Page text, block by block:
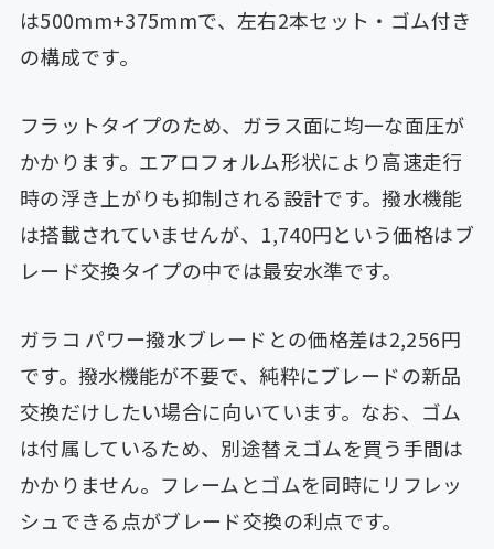
は500mm+375mmで、左右2本セット・ゴム付き
の構成です。
フラットタイプのため、ガラス面に均一な面圧が
かかります。エアロフォルム形状により高速走行
時の浮き上がりも抑制される設計です。撥水機能
は搭載されていませんが、1,740円という価格はブ
レード交換タイプの中では最安水準です。
ガラコ パワー撥水ブレードとの価格差は2,256円
です。撥水機能が不要で、純粋にブレードの新品
交換だけしたい場合に向いています。なお、ゴム
は付属しているため、別途替えゴムを買う手間は
かかりません。フレームとゴムを同時にリフレッ
シュできる点がブレード交換の利点です。